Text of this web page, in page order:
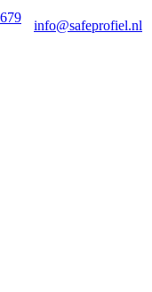
info@safeprofiel.nl